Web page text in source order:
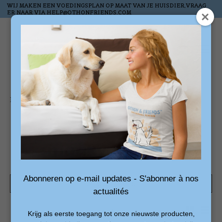
WIJ MAKEN EEN VOEDINGSPLAN OP MAAT VAN JE HUISDIER,VRAAG
ER NAAR VIA HELP@OTHONFRIENDS.COM
Wish List
Home / Tags smaakvolle eend
Products tagged with
smaakvolle eend
Show filters
0 products Sort by Newest products
Abonneren op e-mail updates - S'abonner à nos
actualités
Krijg als eerste toegang tot onze nieuwste producten,